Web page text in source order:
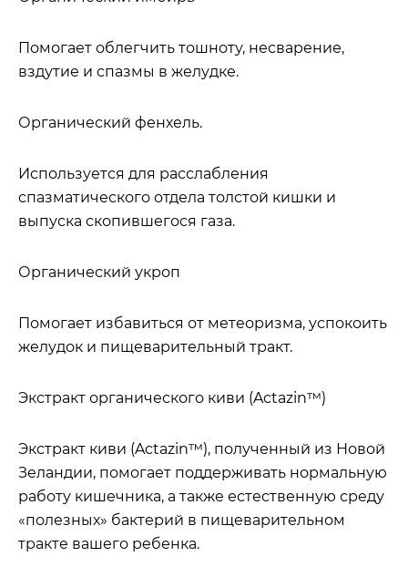
Помогает облегчить тошноту, несварение,
вздутие и спазмы в желудке.
Органический фенхель.
Используется для расслабления
спазматического отдела толстой кишки и
выпуска скопившегося газа.
Органический укроп
Помогает избавиться от метеоризма, успокоить
желудок и пищеварительный тракт.
Экстракт органического киви (Actazin™)
Экстракт киви (Actazin™), полученный из Новой
Зеландии, помогает поддерживать нормальную
работу кишечника, а также естественную среду
«полезных» бактерий в пищеварительном
тракте вашего ребенка.